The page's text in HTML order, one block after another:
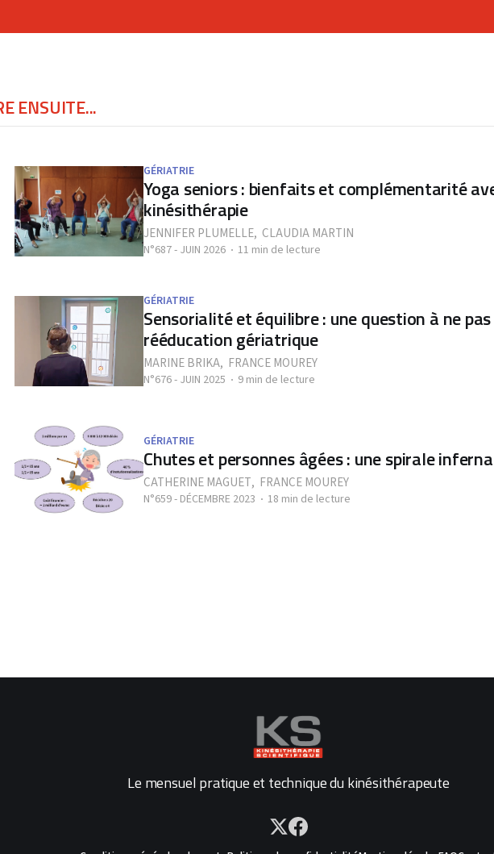
ENSUITE...
GÉRIATRIE
Yoga seniors : bienfaits et complémentarité
kinésithérapie
JENNIFER PLUMELLE, CLAUDIA MARTIN
N°687 - JUIN 2026 11 min de lecture
GÉRIATRIE
Sensorialité et équilibre : une question à ne
rééducation gériatrique
MARINE BRIKA, FRANCE MOUREY
N°676 - JUIN 2025 9 min de lecture
GÉRIATRIE
Chutes et personnes âgées : une spirale
CATHERINE MAGUET, FRANCE MOUREY
N°659 - DÉCEMBRE 2023 18 min de lecture
Le mensuel pratique et technique du kinésithérapeute